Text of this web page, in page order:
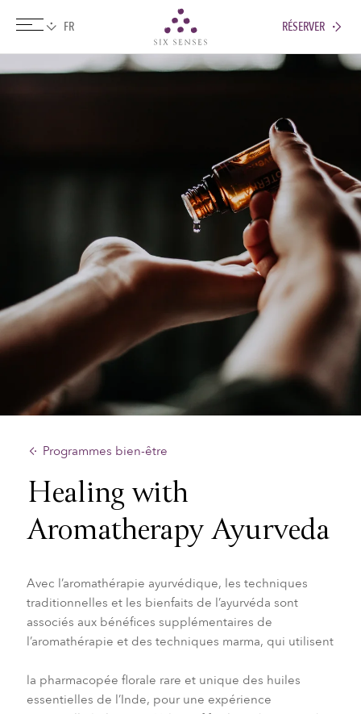
RÉSERVER
Programmes bien-être
Healing with
Aromatherapy Ayurveda
Avec l’aromathérapie ayurvédique, les techniques
traditionnelles et les bienfaits de l’ayurvéda sont
associés aux bénéfices supplémentaires de
l’aromathérapie et des techniques marma, qui utilisent
la pharmacopée florale rare et unique des huiles
essentielles de l’Inde, pour une expérience